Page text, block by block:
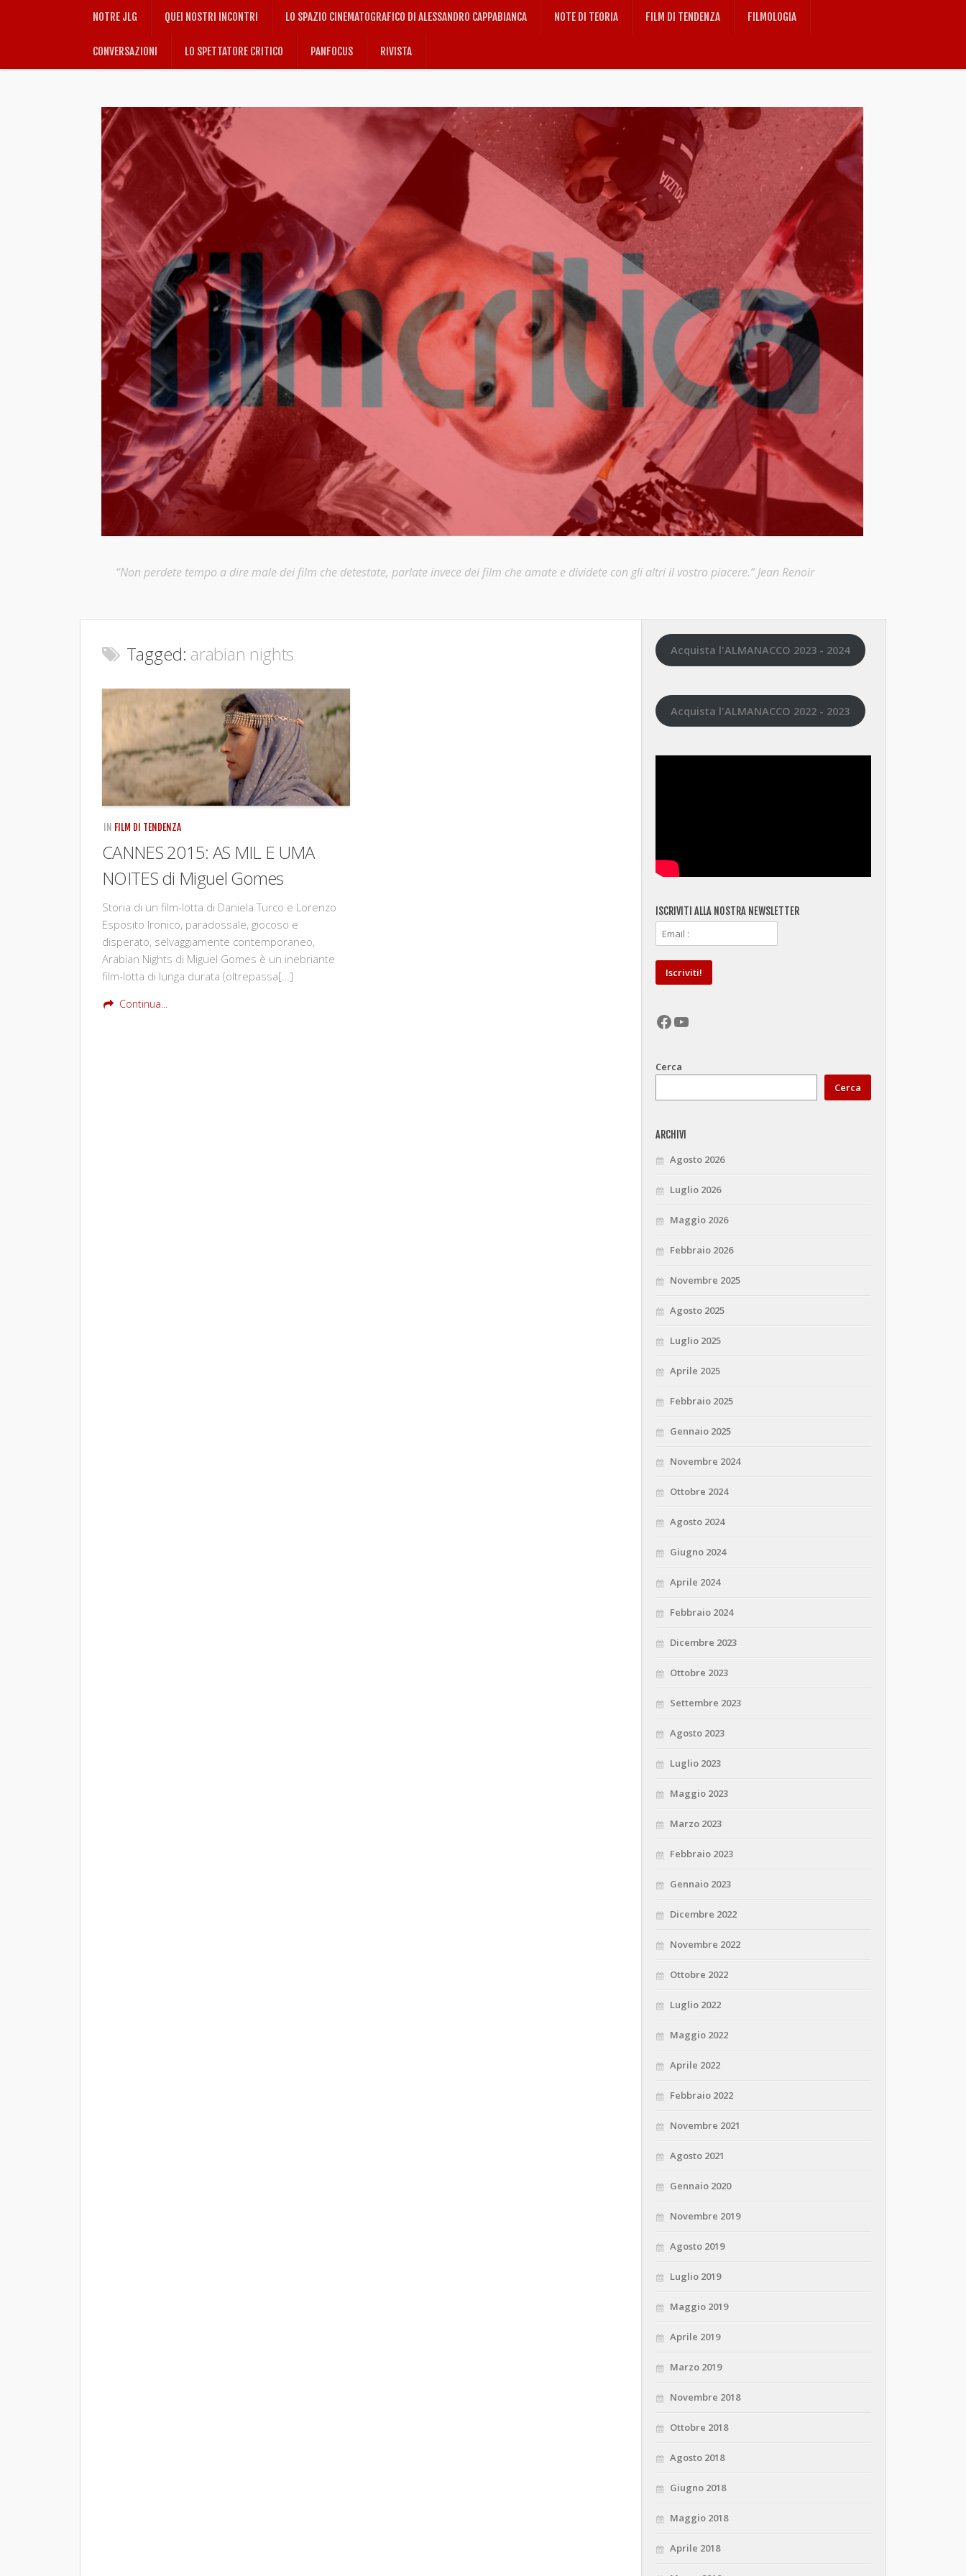
NOTRE JLG QUEI NOSTRI INCONTRI LO SPAZIO CINEMATOGRAFICO DI ALESSANDRO CAPPABIANCA NOTE DI TEORIA FILM DI TENDENZA FILMOLOGIA
CONVERSAZIONI LO SPETTATORE CRITICO PANFOCUS RIVISTA
“Non perdete tempo a dire male dei film che detestate, parlate invece dei film che amate e dividete con gli altri il vostro piacere.” Jean Renoir
Tagged: arabian nights
IN FILM DI TENDENZA
CANNES 2015: AS MIL E UMA
NOITES di Miguel Gomes
Storia di un film-lotta di Daniela Turco e Lorenzo
Esposito Ironico, paradossale, giocoso e
disperato, selvaggiamente contemporaneo,
Arabian Nights di Miguel Gomes è un inebriante
film-lotta di lunga durata (oltrepassa[…]
Continua...
Acquista l'ALMANACCO 2023 - 2024
Acquista l'ALMANACCO 2022 - 2023
ISCRIVITI ALLA NOSTRA NEWSLETTER
Facebook
YouTube
Cerca
Cerca
ARCHIVI
Agosto 2026
Luglio 2026
Maggio 2026
Febbraio 2026
Novembre 2025
Agosto 2025
Luglio 2025
Aprile 2025
Febbraio 2025
Gennaio 2025
Novembre 2024
Ottobre 2024
Agosto 2024
Giugno 2024
Aprile 2024
Febbraio 2024
Dicembre 2023
Ottobre 2023
Settembre 2023
Agosto 2023
Luglio 2023
Maggio 2023
Marzo 2023
Febbraio 2023
Gennaio 2023
Dicembre 2022
Novembre 2022
Ottobre 2022
Luglio 2022
Maggio 2022
Aprile 2022
Febbraio 2022
Novembre 2021
Agosto 2021
Gennaio 2020
Novembre 2019
Agosto 2019
Luglio 2019
Maggio 2019
Aprile 2019
Marzo 2019
Novembre 2018
Ottobre 2018
Agosto 2018
Giugno 2018
Maggio 2018
Aprile 2018